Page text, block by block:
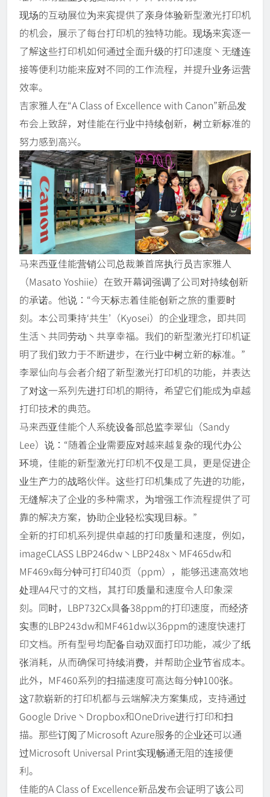
现场的互动展位为来宾提供了亲身体验新型激光打印机
的机会，展示了每台打印机的独特功能。现场来宾逐一
了解这些打印机如何通过全面升级的打印速度丶无缝连
接等便利功能来应对不同的工作流程，并提升业务运营
效率。
吉家雅人在“A Class of Excellence with Canon”新品发
布会上致辞，对佳能在行业中持续创新，树立新标准的
努力感到高兴。
马来西亚佳能营销公司总裁兼首席执行员吉家雅人
（Masato Yoshiie）在致开幕词强调了公司对持续创新
的承诺。他说：“今天标志着佳能创新之旅的重要时
刻。本公司秉持‘共生’（Kyosei）的企业理念，即共同
生活丶共同劳动丶共享幸福。我们的新型激光打印机证
明了我们致力于不断进步，在行业中树立新的标准。”
李翠仙向与会者介绍了新型激光打印机的功能，并表达
了对这一系列先进打印机的期待，希望它们能成为卓越
打印技术的典范。
马来西亚佳能个人系统设备部总监李翠仙（Sandy
Lee）说：“随着企业需要应对越来越复杂的现代办公
环境，佳能的新型激光打印机不仅是工具，更是促进企
业生产力的战略伙伴。这些打印机集成了先进的功能，
无缝解决了企业的多种需求，为增强工作流程提供了可
靠的解决方案，协助企业轻松实现目标。”
全新的打印机系列提供卓越的打印质量和速度，例如，
imageCLASS LBP246dw丶LBP248x丶MF465dw和
MF469x每分钟可打印40页（ppm），能够迅速高效地
处理A4尺寸的文档，其打印质量和速度令人印象深
刻。同时，LBP732Cx具备38ppm的打印速度，而经济
实惠的LBP243dw和MF461dw以36ppm的速度快速打
印文档。所有型号均配备自动双面打印功能，减少了纸
张消耗，从而确保可持续消费，并帮助企业节省成本。
此外，MF460系列的扫描速度可高达每分钟100张。
这7款崭新的打印机都与云端解决方案集成，支持通过
Google Drive丶Dropbox和OneDrive进行打印和扫
描。那些订阅了Microsoft Azure服务的企业还可以通
过Microsoft Universal Print实现畅通无阻的连接便
利。
佳能的A Class of Excellence新品发布会证明了该公司